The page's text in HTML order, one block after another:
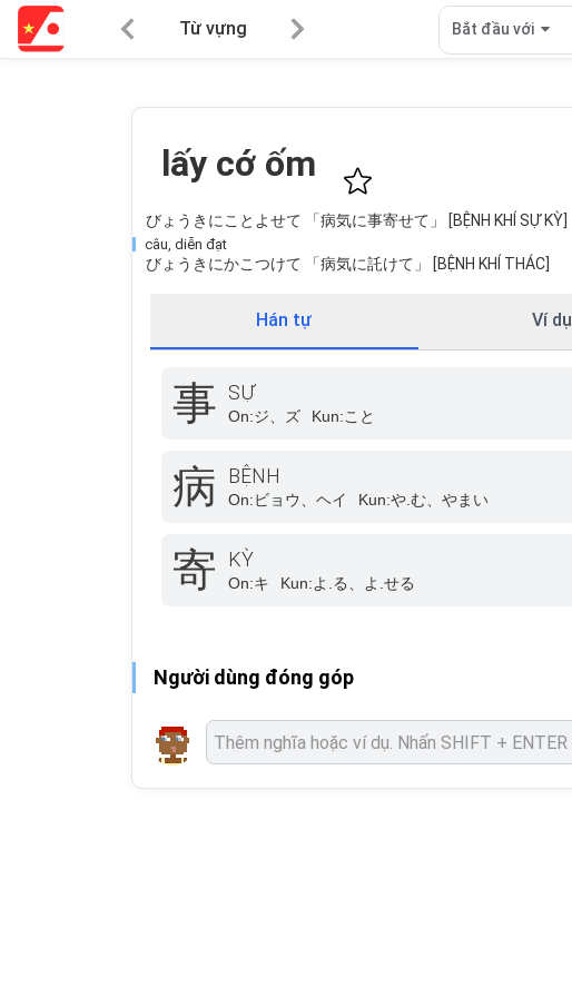
Từ vựng Bắt đầu với
lấy cớ ốm
びょうきにことよせて 「病気に事寄せて」 [BỆNH KHÍ SỰ KỲ]
câu, diễn đạt
びょうきにかこつけて 「病気に託けて」 [BỆNH KHÍ THÁC]
Hán tự Ví dụ
事 SỰ
On:ジ、ズ Kun:こと
病 BỆNH
On:ビョウ、ヘイ Kun:や.む、やまい
寄 KỲ
On:キ Kun:よ.る、よ.せる
Người dùng đóng góp